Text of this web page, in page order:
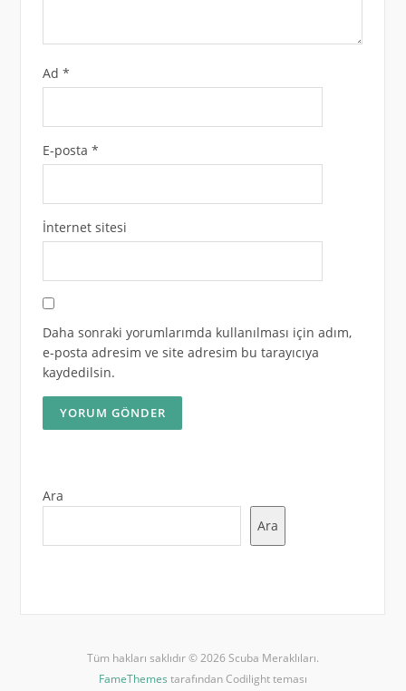
Ad *
E-posta *
İnternet sitesi
Daha sonraki yorumlarımda kullanılması için adım,
e-posta adresim ve site adresim bu tarayıcıya
kaydedilsin.
Ara
Ara
Tüm hakları saklıdır © 2026 Scuba Meraklıları.
FameThemes tarafından Codilight teması